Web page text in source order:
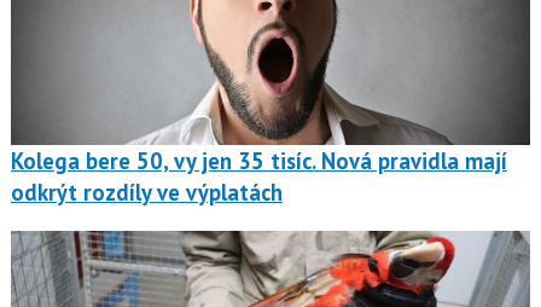
Kolega bere 50, vy jen 35 tisíc. Nová pravidla mají
odkrýt rozdíly ve výplatách